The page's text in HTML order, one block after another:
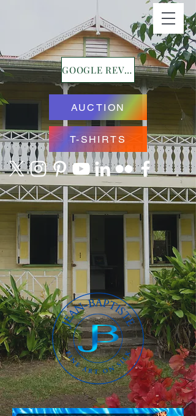
GOOGLE REVIEWS
AUCTION
T-SHIRTS